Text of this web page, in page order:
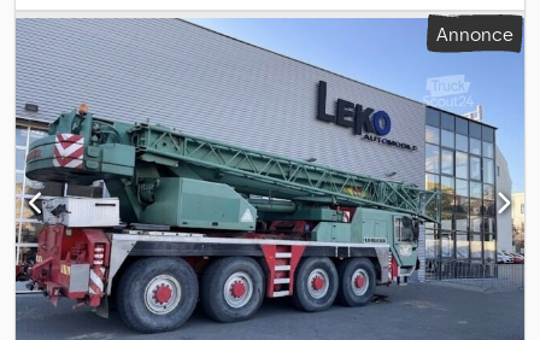
couleur:jaune, type d'engrenage:automatique, classe
d'émission:Euro 3, largeur totale: , hauteur totale:3 750
mm, Équipement:chauffage de stationnement
735 - Grue : LTM 1055/1 - Année de fabrication : 2003 - 22 439
heures de fonctionnement (châssis porteur) - 18 883 heures de
fonctionnement (superstructure grue) - 53 857 km parcourus - 4
x extensions hydrauliques - Jib de 16 m - Direction hydraulique -
12 t de contrepoids additionnels Dcjdpjw H Hwvjfx Abxsk -
Gyrophares LED - Contrôle technique à effectuer : - Contrôle de
sécurité à effectuer : 01.2026 - Pneus : 445/95 R 25 Sous réserve
d’erreurs et de vente intermédiaire. Numéro interne du véhicule :
11218 Support WhatsApp disponible ! Pour toute question sur ce
véhicule ou pour plus d’informations, contactez-nous facilement
Annonce